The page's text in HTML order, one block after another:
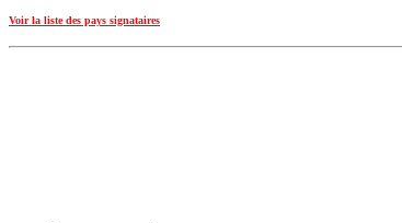
Voir la liste des pays signataires